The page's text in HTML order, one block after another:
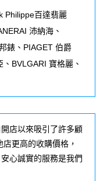
Philippe百達翡麗
沛納海、
錶、 PIAGET 伯爵
BVLGARI 寶格麗、
店以來吸引了許多顧
更高的收購價格，
心誠實的服務是我們